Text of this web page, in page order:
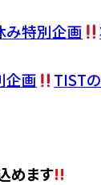
み特別企画
企画 TIST
めます!!